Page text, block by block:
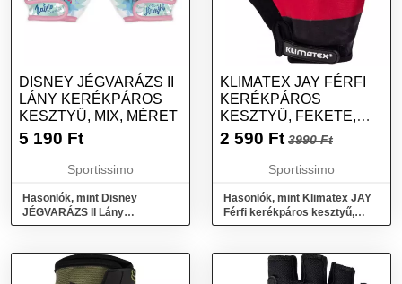
DISNEY JÉGVARÁZS II
LÁNY KERÉKPÁROS
KESZTYŰ, MIX, MÉRET
5 190 Ft
Sportissimo
Hasonlók, mint Disney
JÉGVARÁZS II Lány
kerékpáros kesztyű, mix,
KLIMATEX JAY FÉRFI
KERÉKPÁROS
KESZTYŰ, FEKETE,
MÉRET
2 590 Ft 3990 Ft
Sportissimo
Hasonlók, mint Klimatex JAY
Férfi kerékpáros kesztyű,
fekete, méret